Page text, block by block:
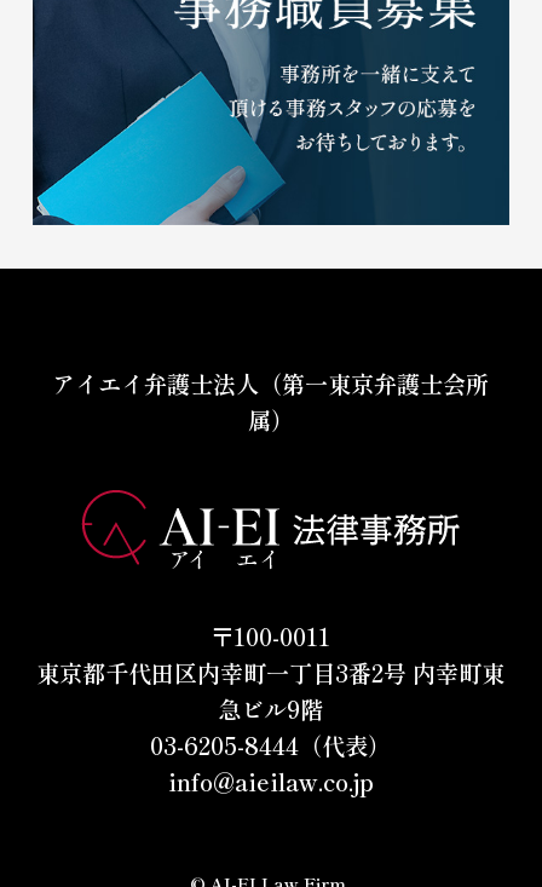
アイエイ弁護士法人（第一東京弁護士会所
属）
〒100-0011
東京都千代田区内幸町一丁目3番2号 内幸町東
急ビル9階
03-6205-8444（代表）
info@aieilaw.co.jp